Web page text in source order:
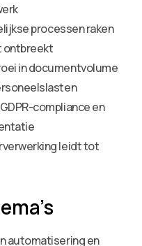
processen raken
ontbreekt
in documentvolume
compliance en
leidt tot
automatisering en